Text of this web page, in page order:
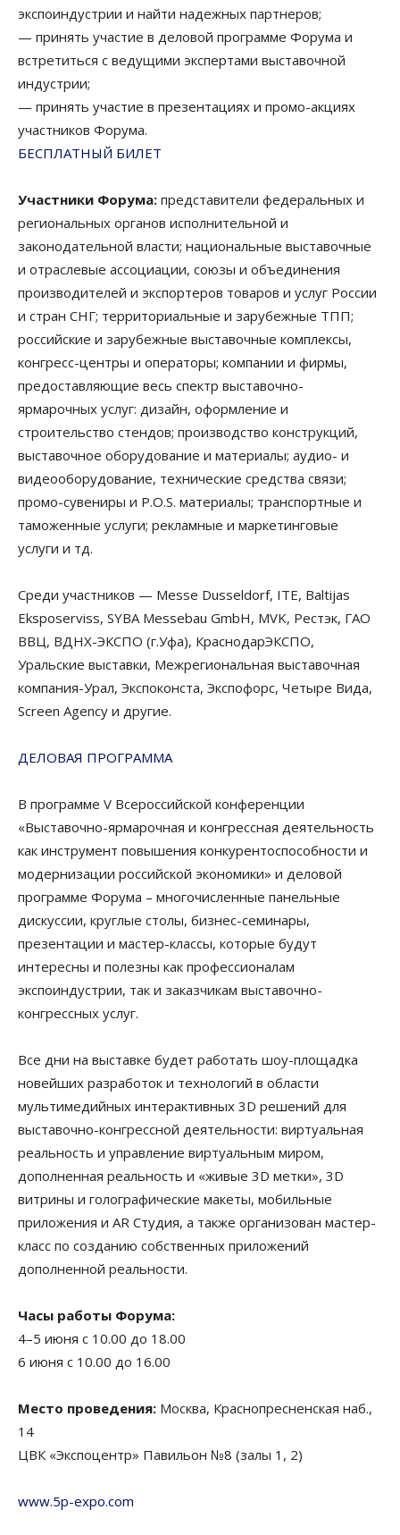
экспоиндустрии и найти надежных партнеров;
— принять участие в деловой программе Форума и
встретиться с ведущими экспертами выставочной
индустрии;
— принять участие в презентациях и промо-акциях
участников Форума.
БЕСПЛАТНЫЙ БИЛЕТ
Участники Форума: представители федеральных и
региональных органов исполнительной и
законодательной власти; национальные выставочные
и отраслевые ассоциации, союзы и объединения
производителей и экспортеров товаров и услуг России
и стран СНГ; территориальные и зарубежные ТПП;
российские и зарубежные выставочные комплексы,
конгресс-центры и операторы; компании и фирмы,
предоставляющие весь спектр выставочно-
ярмарочных услуг: дизайн, оформление и
строительство стендов; производство конструкций,
выставочное оборудование и материалы; аудио- и
видеооборудование, технические средства связи;
промо-сувениры и P.O.S. материалы; транспортные и
таможенные услуги; рекламные и маркетинговые
услуги и тд.
Среди участников — Messe Dusseldorf, ITE, Baltijas
Eksposerviss, SYBA Messebau GmbH, MVK, Рестэк, ГАО
ВВЦ, ВДНХ-ЭКСПО (г.Уфа), КраснодарЭКСПО,
Уральские выставки, Межрегиональная выставочная
компания-Урал, Экспоконста, Экспофорс, Четыре Вида,
Screen Agency и другие.
ДЕЛОВАЯ ПРОГРАММА
В программе V Всероссийской конференции
«Выставочно-ярмарочная и конгрессная деятельность
как инструмент повышения конкурентоспособности и
модернизации российской экономики» и деловой
программе Форума – многочисленные панельные
дискуссии, круглые столы, бизнес-семинары,
презентации и мастер-классы, которые будут
интересны и полезны как профессионалам
экспоиндустрии, так и заказчикам выставочно-
конгрессных услуг.
Все дни на выставке будет работать шоу-площадка
новейших разработок и технологий в области
мультимедийных интерактивных 3D решений для
выставочно-конгрессной деятельности: виртуальная
реальность и управление виртуальным миром,
дополненная реальность и «живые 3D метки», 3D
витрины и голографические макеты, мобильные
приложения и AR Студия, а также организован мастер-
класс по созданию собственных приложений
дополненной реальности.
Часы работы Форума:
4–5 июня с 10.00 до 18.00
6 июня с 10.00 до 16.00
Место проведения: Москва, Краснопресненская наб.,
14
ЦВК «Экспоцентр» Павильон №8 (залы 1, 2)
www.5p-expo.com